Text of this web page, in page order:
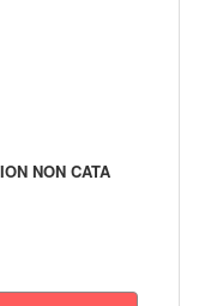
NON CATA